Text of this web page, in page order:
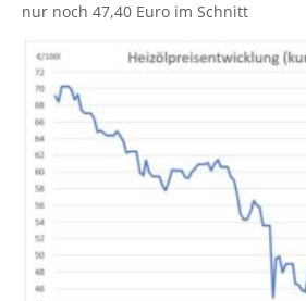
nur noch 47,40 Euro im Schnitt